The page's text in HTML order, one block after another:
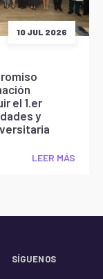
10 JUL 2026
el 1.er
y
LEER MÁS
SÍGUENOS